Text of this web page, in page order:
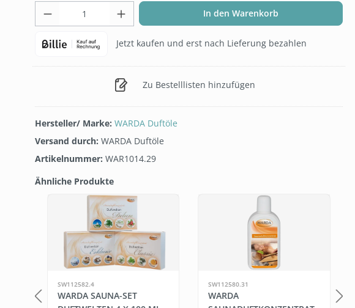
Produkt Anzahl: Gib den gewünschten Wert
In den Warenkorb
Jetzt kaufen und erst nach Lieferung bezahlen
Zu Bestelllisten hinzufügen
Hersteller/ Marke: WARDA Duftöle
Versand durch: WARDA Duftöle
Artikelnummer: WAR1014.29
Ähnliche Produkte
Produktgalerie überspringen
SW112582.4
WARDA SAUNA-SET
SW112580.31
WARDA